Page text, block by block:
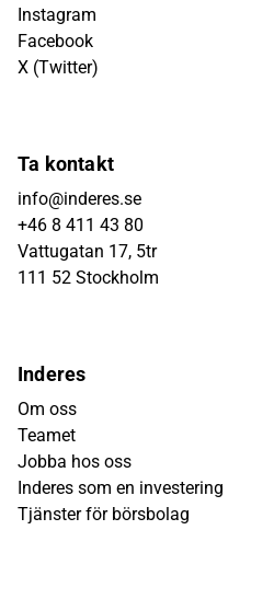
Instagram
Facebook
X (Twitter)
Ta kontakt
info@inderes.se
+46 8 411 43 80
Vattugatan 17, 5tr
111 52 Stockholm
Inderes
Om oss
Teamet
Jobba hos oss
Inderes som en investering
Tjänster för börsbolag